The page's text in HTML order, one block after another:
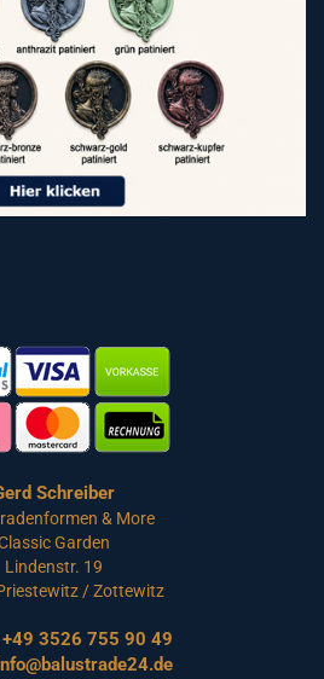
Schreiber
& More
Garden
Lindenstr. 19
/ Zottewitz
+49 3526 755 90 49